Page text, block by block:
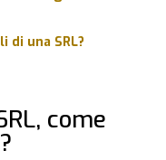
di una SRL?
come